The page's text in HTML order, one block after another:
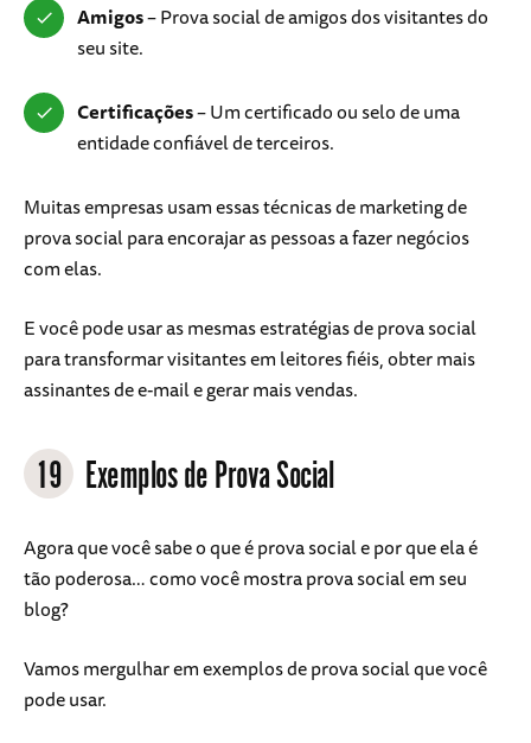
Amigos– Prova social de amigos dos visitantes do
seu site.
Certificações– Um certificado ou selo de uma
entidade confiável de terceiros.
Muitas empresas usam essas técnicas de marketing de
prova social para encorajar as pessoas a fazer negócios
com elas.
E você pode usar as mesmas estratégias de prova social
para transformar visitantes em leitores fiéis, obter mais
assinantes de e-mail e gerar mais vendas.
19 Exemplos de Prova Social
Agora que você sabe o que é prova social e por que ela é
tão poderosa… como você mostra prova social em seu
blog?
Vamos mergulhar em exemplos de prova social que você
pode usar.